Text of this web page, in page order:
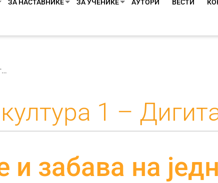
ЗА НАСТАВНИКЕ ЗА УЧЕНИКЕ АУТОРИ ВЕСТИ
Ликовна култура 1 – Дигитални уџбеник
1 –
и забава на